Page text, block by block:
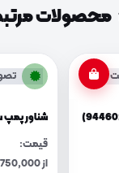
محصولات
شناور پمپ سوخت
قیمت: